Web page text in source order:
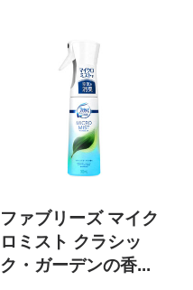
ファブリーズ マイク
ロミスト クラシッ
ク・ガーデンの香...